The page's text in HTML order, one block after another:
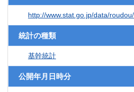
http://www.stat.go.jp/data/
統計の種類
基幹統計
公開年月日時分